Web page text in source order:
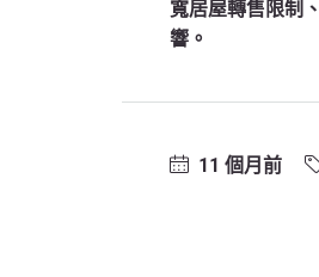
寬居屋轉售限制
響。
11 個月前